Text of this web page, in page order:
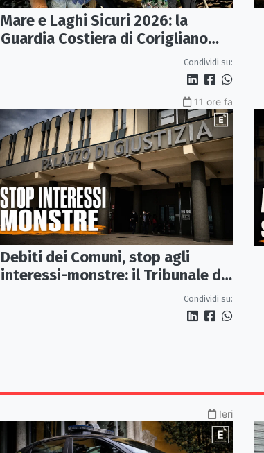
Mare e Laghi Sicuri 2026: la
Guardia Costiera di Corigliano
controlla il litorale da RoccaCondividi su:
11 ore fa
Debiti dei Comuni, stop agli
interessi-monstre: il Tribunale di
Condividi su:
Ieri